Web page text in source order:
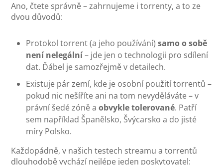
Ano, čtete správně – zahrnujeme i torrenty, a to ze
dvou důvodů:
Protokol torrent (a jeho používání)samo o sobě
není nelegální– jde jen o technologii pro sdílení
dat. Ďábel je samozřejmě v detailech.
Existuje pár zemí, kde je osobní použití torrentů –
pokud nic nešíříte ani na tom nevyděláváte – v
právní šedé zóně aobvykle tolerované. Patří
sem například Španělsko, Švýcarsko a do jisté
míry Polsko.
Každopádně, v našich testech streamu a torrentů
dlouhodobě vychází nejlépe jeden poskytovatel: